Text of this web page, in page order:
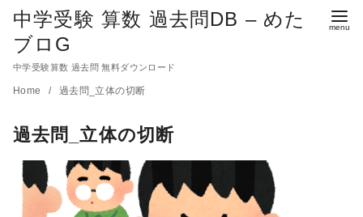
中学受験 算数 過去問DB – めた
ブロG
中学受験算数 過去問 無料ダウンロード
Home 過去問_立体の切断
過去問_立体の切断